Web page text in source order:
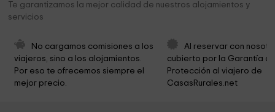
Marqués
Palacio-Museo "Viso del Marqués" 15,2 km
Archivo Museo Don Alvaro De Bazán 15,2 km
Te garantizamos la mejor calidad de nuestros alojamientos y
servicios
No cargamos comisiones a los
viajeros, sino a los alojamientos.
Por eso te ofrecemos siempre el
mejor precio.
Al reservar con
cubierto por la Garantía
Protección al viajero de
CasasRurales.net